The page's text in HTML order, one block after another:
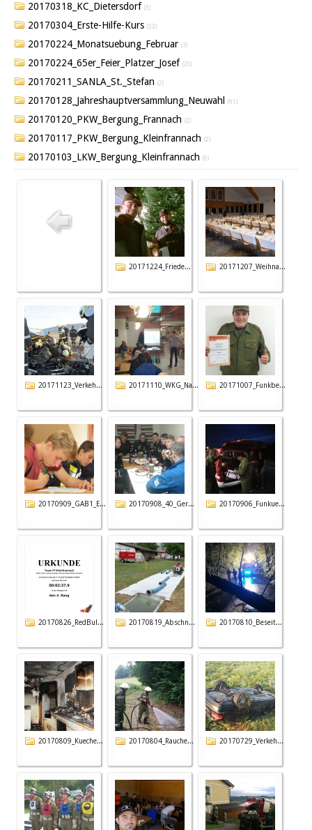
20170318_KC_Dietersdorf (3)
20170304_Erste-Hilfe-Kurs (33)
20170224_Monatsuebung_Februar (7)
20170224_65er_Feier_Platzer_Josef (20)
20170211_SANLA_St._Stefan (2)
20170128_Jahreshauptversammlung_Neuwahl (91)
20170120_PKW_Bergung_Frannach (2)
20170117_PKW_Bergung_Kleinfrannach (2)
20170103_LKW_Bergung_Kleinfrannach (9)
20171224_Friede... 20171207_Weihna...
20171123_Verkeh... 20171110_WKG_Na... 20171007_Funkbe...
20170909_GAB1_E... 20170908_40_Ger... 20170906_Funkue...
20170826_RedBul... 20170819_Abschn... 20170810_Beseit...
20170809_Kueche... 20170804_Rauche... 20170729_Verkeh...